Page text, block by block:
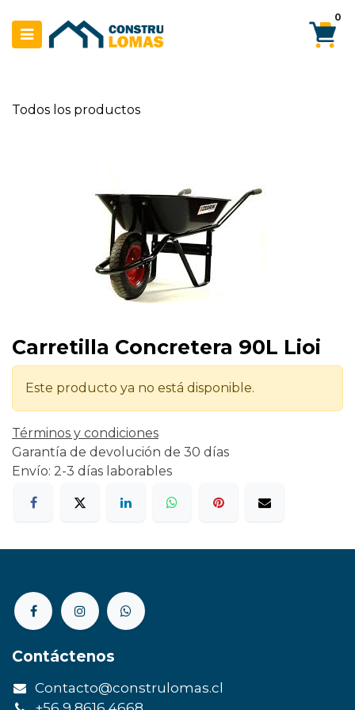
0
Todos los productos
Carretilla Concretera 90L Lioi
Este producto ya no está disponible.
Términos y condiciones
Garantía de devolución de 30 días
Envío: 2-3 días laborables
Contáctenos
Contacto@construlomas.cl